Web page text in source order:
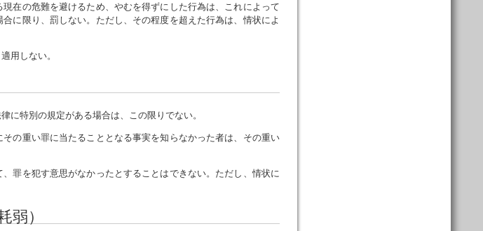
在の危難を避けるため、やむを得ずにした行為は、これによって
に限り、罰しない。ただし、その程度を超えた行為は、情状によ
用しない。
に特別の規定がある場合は、この限りでない。
の重い罪に当たることとなる事実を知らなかった者は、その重い
罪を犯す意思がなかったとすることはできない。ただし、情状に
弱）